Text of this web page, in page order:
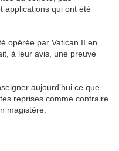
applications qui ont été
opérée par Vatican II en
à leur avis, une preuve
aujourd’hui ce que
reprises comme contraire
magistère.